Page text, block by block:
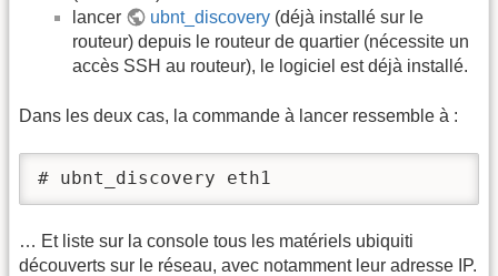
lancer
ubnt_discovery (déjà installé sur le
routeur) depuis le routeur de quartier (nécessite un
accès SSH au routeur), le logiciel est déjà installé.
Dans les deux cas, la commande à lancer ressemble à :
# ubnt_discovery eth1
… Et liste sur la console tous les matériels ubiquiti
découverts sur le réseau, avec notamment leur adresse IP.